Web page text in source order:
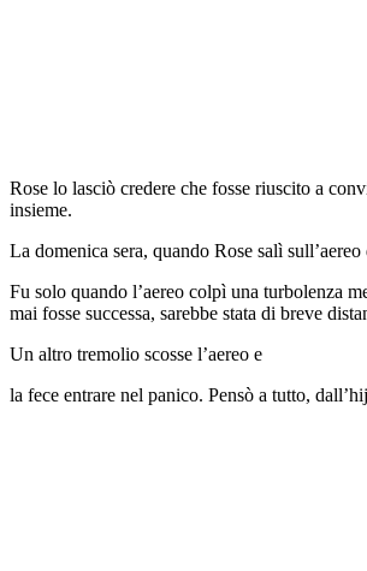
Rose lo lasciò credere che fosse riuscito a
insieme.
La domenica sera, quando Rose salì
Fu solo quando l’aereo colpì una turbolenza
mai fosse successa, sarebbe stata di breve
Un altro tremolio scosse l’aereo e
la fece entrare nel panico. Pensò a tutto,